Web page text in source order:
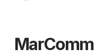
MarComm